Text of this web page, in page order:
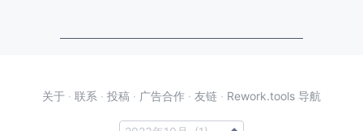
关于 · 联系 · 投稿 · 广告合作 · 友链 · Rework.tools 导航